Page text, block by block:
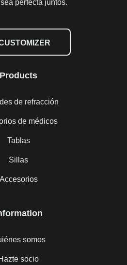
perfecta juntos.
Products
de refracción
de médicos
Tablas
Sillas
Accesorios
somos
socio